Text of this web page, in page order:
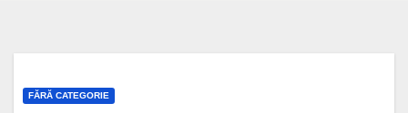
FĂRĂ CATEGORIE